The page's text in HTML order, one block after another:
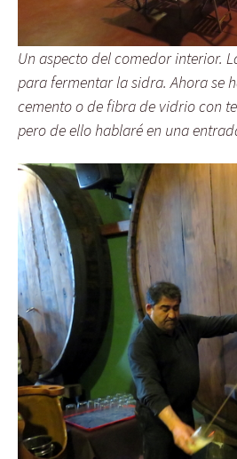
Un aspecto del comedor interior.
para fermentar la sidra. Ahora se
cemento o de fibra de vidrio con
pero de ello hablaré en una